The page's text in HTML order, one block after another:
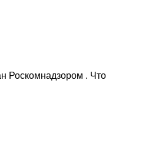
Роскомнадзором . Что